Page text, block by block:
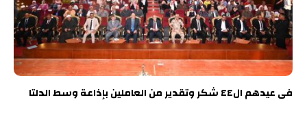
فى عيدهم ال٤٤ شكر وتقدير من العاملين بإذاعة وسط الدلتا